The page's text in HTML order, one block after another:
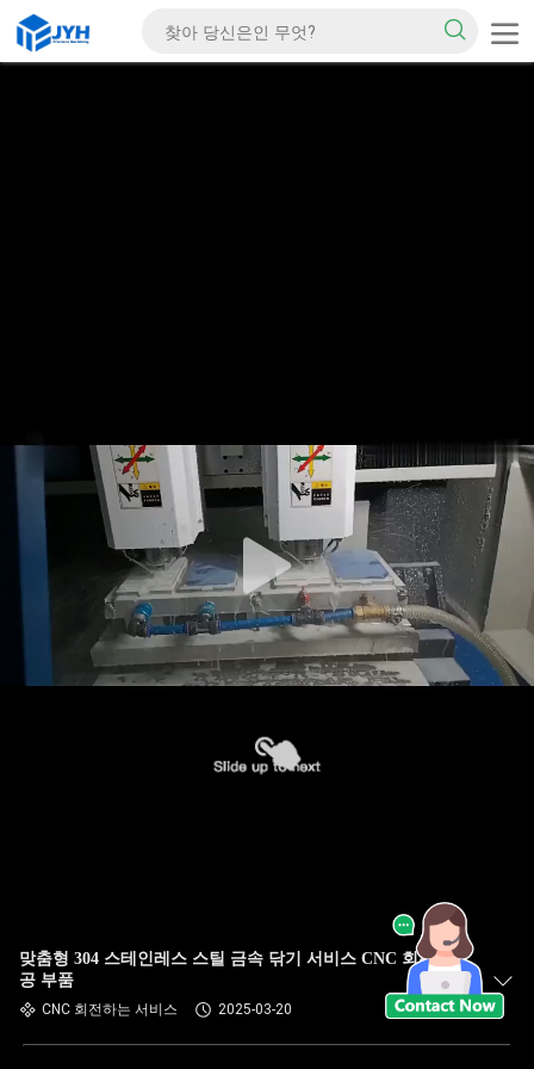
맞춤형 304 스테인레스 스틸 금속 닦기 서비스 CNC 회전 가
공 부품
CNC 회전하는 서비스 2025-03-20